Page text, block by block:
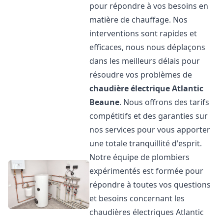
pour répondre à vos besoins en
matière de chauffage. Nos
interventions sont rapides et
efficaces, nous nous déplaçons
dans les meilleurs délais pour
résoudre vos problèmes de
chaudière électrique Atlantic
Beaune. Nous offrons des tarifs
compétitifs et des garanties sur
nos services pour vous apporter
une totale tranquillité d'esprit.
Notre équipe de plombiers
expérimentés est formée pour
répondre à toutes vos questions
et besoins concernant les
chaudières électriques Atlantic